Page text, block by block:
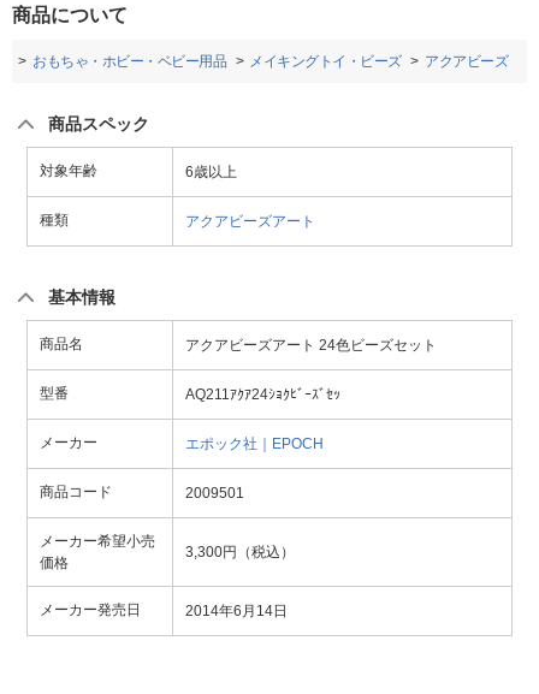
商品について
おもちゃ・ホビー・ベビー用品 メイキングトイ・ビーズ アクアビーズ
商品スペック
対象年齢 6歳以上
種類 アクアビーズアート
基本情報
商品名 アクアビーズアート 24色ビーズセット
型番 AQ211ｱｸｱ24ｼｮｸﾋﾞｰｽﾞｾｯ
メーカー エポック社｜EPOCH
商品コード 2009501
メーカー希望小売
価格
3,300円（税込）
メーカー発売日 2014年6月14日